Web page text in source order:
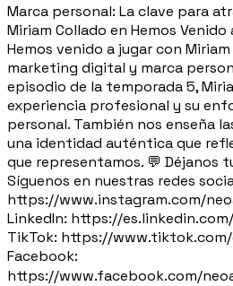
Marca personal: La clave para
Miriam Collado en Hemos
Hemos venido a jugar con
marketing digital y marca
episodio de la temporada 5,
experiencia profesional y su
personal. También nos enseña
una identidad auténtica que
que representamos. 💬 Déjanos
Síguenos en nuestras redes
https://www.instagram.com/
LinkedIn: https://
TikTok: https://www.tiktok.com/
Facebook:
https://www.facebook.com/